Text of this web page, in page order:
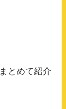
とめて紹介